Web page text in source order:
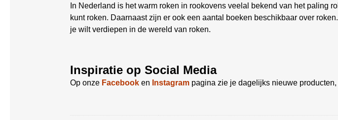
In Nederland is het warm roken in rookovens veelal bekend van het paling
kunt roken. Daarnaast zijn er ook een aantal boeken beschikbaar over
je wilt verdiepen in de wereld van roken.
Inspiratie op Social Media
Op onze Facebook en Instagram pagina zie je dagelijks nieuwe